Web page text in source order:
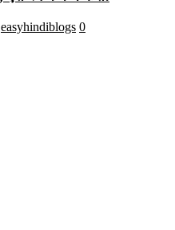
easyhindiblogs 0